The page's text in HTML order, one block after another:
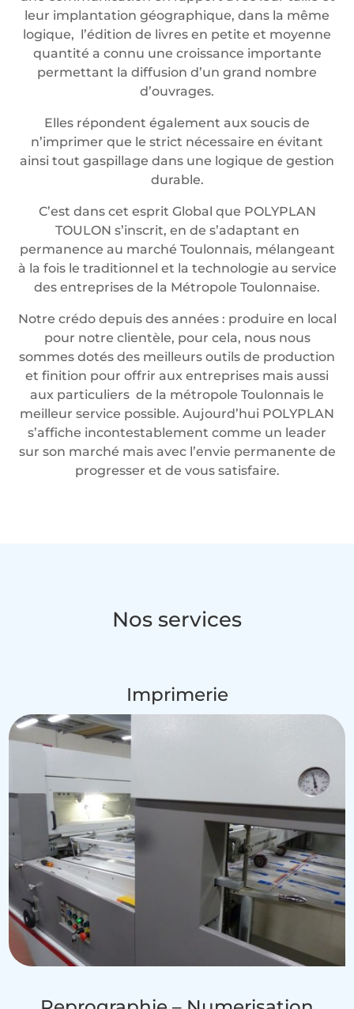
leur implantation géographique, dans la même
logique, l’édition de livres en petite et moyenne
quantité a connu une croissance importante
permettant la diffusion d’un grand nombre
d’ouvrages.
Elles répondent également aux soucis de
n’imprimer que le strict nécessaire en évitant
ainsi tout gaspillage dans une logique de gestion
durable.
C’est dans cet esprit Global que POLYPLAN
TOULON s’inscrit, en de s’adaptant en
permanence au marché Toulonnais, mélangeant
à la fois le traditionnel et la technologie au service
des entreprises de la Métropole Toulonnaise.
Notre crédo depuis des années : produire en local
pour notre clientèle, pour cela, nous nous
sommes dotés des meilleurs outils de production
et finition pour offrir aux entreprises mais aussi
aux particuliers de la métropole Toulonnais le
meilleur service possible. Aujourd’hui POLYPLAN
s’affiche incontestablement comme un leader
sur son marché mais avec l’envie permanente de
progresser et de vous satisfaire.
Nos services
Imprimerie